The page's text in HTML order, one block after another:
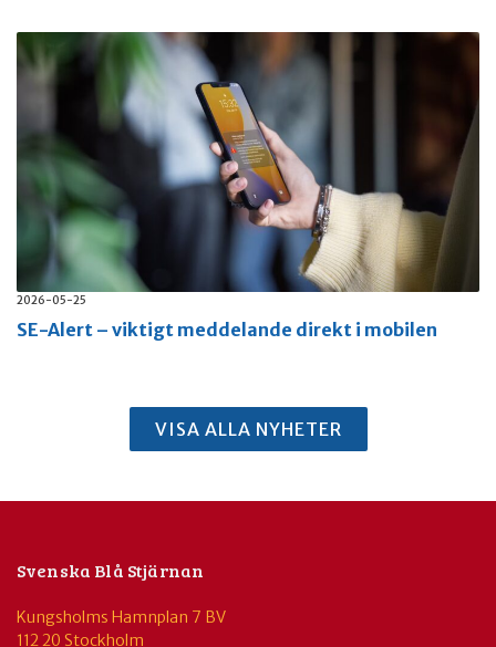
2026-05-25
SE-Alert – viktigt meddelande direkt i mobilen
VISA ALLA NYHETER
Svenska Blå Stjärnan
Kungsholms Hamnplan 7 BV
112 20 Stockholm